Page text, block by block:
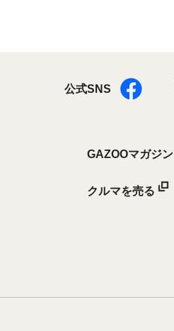
公式SNS
GAZOOマガジン
クルマを売る